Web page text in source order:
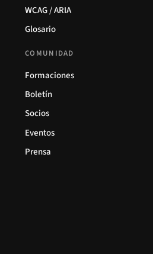
WCAG / ARIA
Glosario
COMUNIDAD
Formaciones
Boletín
Socios
Eventos
Prensa